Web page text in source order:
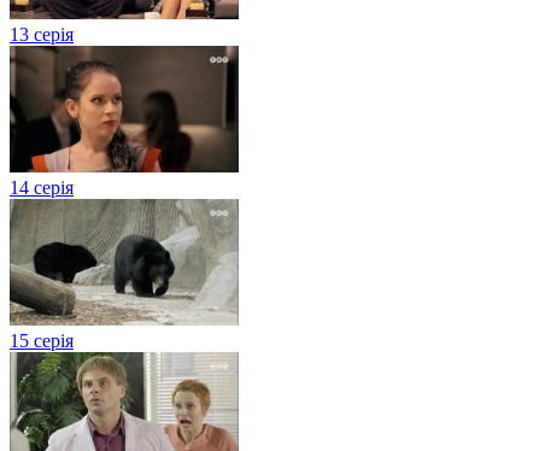
13 серія
14 серія
15 серія